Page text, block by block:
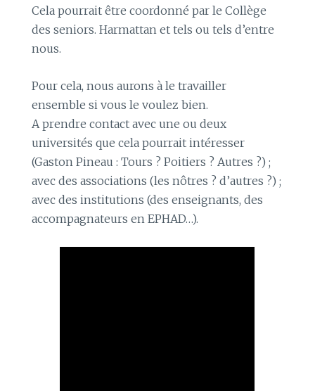
Cela pourrait être coordonné par le Collège
des seniors. Harmattan et tels ou tels d’entre
nous.
Pour cela, nous aurons à le travailler
ensemble si vous le voulez bien.
A prendre contact avec une ou deux
universités que cela pourrait intéresser
(Gaston Pineau : Tours ? Poitiers ? Autres ?) ;
avec des associations (les nôtres ? d’autres ?) ;
avec des institutions (des enseignants, des
accompagnateurs en EPHAD…).